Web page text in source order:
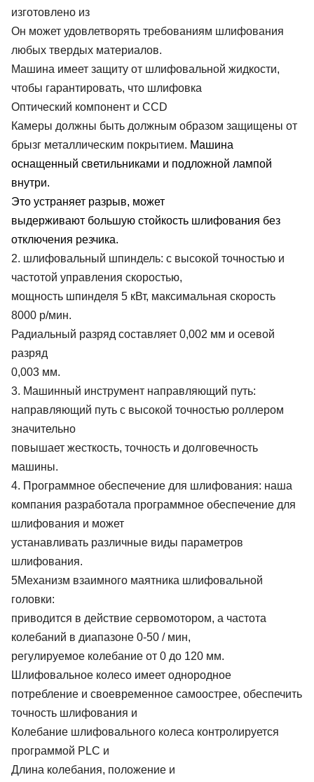
изготовлено из
Он может удовлетворять требованиям шлифования
любых твердых материалов.
Машина имеет защиту от шлифовальной жидкости,
чтобы гарантировать, что шлифовка
Оптический компонент и CCD
Камеры должны быть должным образом защищены от
брызг металлическим покрытием. Машина
оснащенный светильниками и подложной лампой
внутри.
Это устраняет разрыв, может
выдерживают большую стойкость шлифования без
отключения резчика.
2. шлифовальный шпиндель: с высокой точностью и
частотой управления скоростью,
мощность шпинделя 5 кВт, максимальная скорость
8000 р/мин.
Радиальный разряд составляет 0,002 мм и осевой
разряд
0,003 мм.
3. Машинный инструмент направляющий путь:
направляющий путь с высокой точностью роллером
значительно
повышает жесткость, точность и долговечность
машины.
4. Программное обеспечение для шлифования: наша
компания разработала программное обеспечение для
шлифования и может
устанавливать различные виды параметров
шлифования.
5Механизм взаимного маятника шлифовальной
головки:
приводится в действие сервомотором, а частота
колебаний в диапазоне 0-50 / мин,
регулируемое колебание от 0 до 120 мм.
Шлифовальное колесо имеет однородное
потребление и своевременное самоострее, обеспечить
точность шлифования и
Колебание шлифовального колеса контролируется
программой PLC и
Длина колебания, положение и